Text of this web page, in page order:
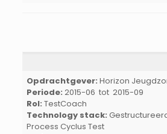
Opdrachtgever:Horizon
Periode: 2015-06 tot 2015-09
Rol:TestCoach
Technology stack:
Process Cyclus Test